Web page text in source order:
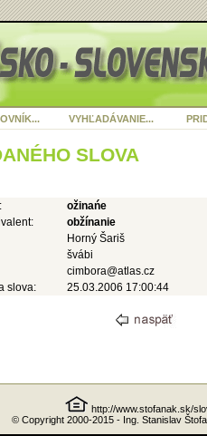
VYHĽADÁVANIE...
SLOVA
ožinańe
obžínanie
Horný Šariš
švábi
cimbora@atlas.cz
slova:
25.03.2006 17:00:44
http://www.stofanak.sk/
© Copyright 2000-2015 - Ing. Stanislav